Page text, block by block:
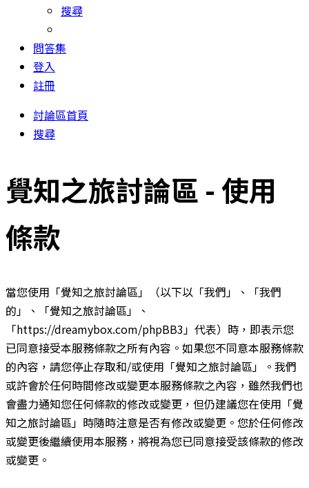
搜尋
問答集
登入
註冊
討論區首頁
搜尋
覺知之旅討論區 - 使用
條款
當您使用「覺知之旅討論區」（以下以「我們」、「我們
的」、「覺知之旅討論區」、
「https://dreamybox.com/phpBB3」代表）時，即表示您
已同意接受本服務條款之所有內容。如果您不同意本服務條款
的內容，請您停止存取和/或使用「覺知之旅討論區」。我們
或許會於任何時間修改或變更本服務條款之內容，雖然我們也
會盡力通知您任何條款的修改或變更，但仍建議您在使用「覺
知之旅討論區」時隨時注意是否有修改或變更。您於任何修改
或變更後繼續使用本服務，將視為您已同意接受該條款的修改
或變更。